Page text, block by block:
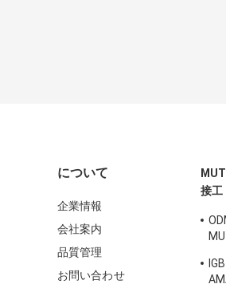
について
企業情報
会社案内
品質管理
お問い合わせ
接工